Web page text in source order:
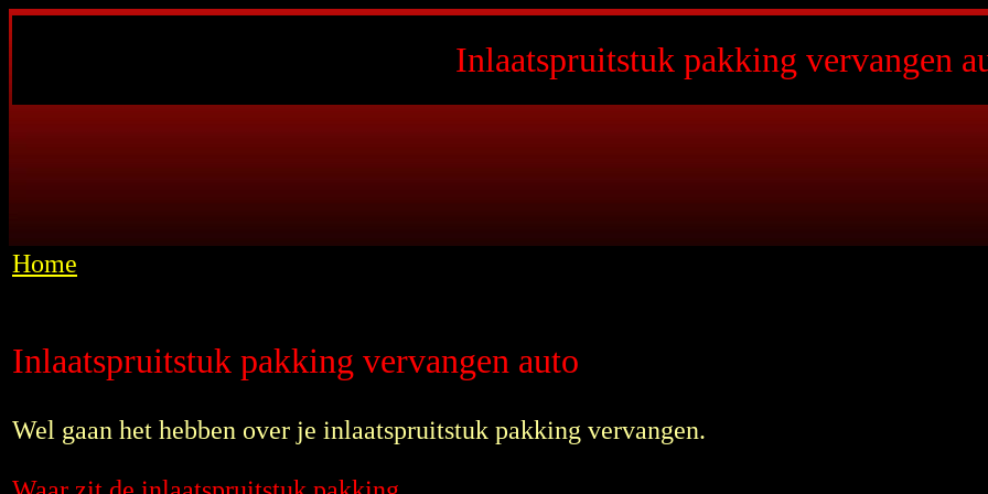
Inlaatspruitstuk pakking vervangen
Home
Inlaatspruitstuk pakking vervangen auto
Wel gaan het hebben over je inlaatspruitstuk pakking vervangen.